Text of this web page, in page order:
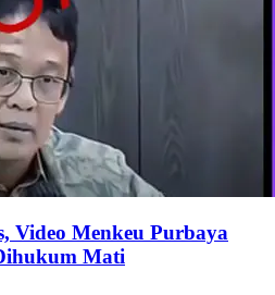
Video Menkeu Purbaya
Mati